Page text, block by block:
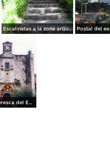
Escalinatas a la zona arqueologica
Portada plateresca del Ex-convento del siglo XVI. Malinalco, Edo. de México